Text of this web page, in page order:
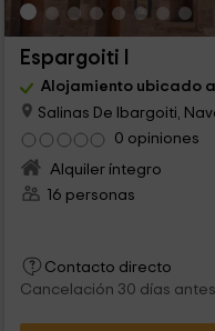
Espargoiti I
Alojamiento ubicado a
Salinas De Ibargoiti,
0 opiniones
Alquiler íntegro
16 personas
Contacto directo
Cancelación 30 días antes